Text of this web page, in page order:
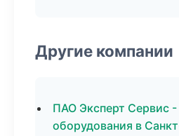
Другие компании
ПАО Эксперт Сервис
оборудования в